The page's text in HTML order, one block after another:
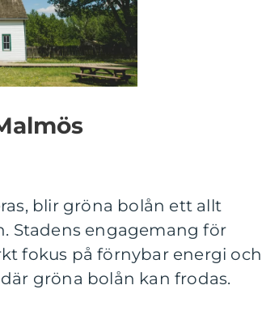
blir gröna bolån ett allt
Stadens engagemang för
fokus på förnybar energi och
gröna bolån kan frodas.